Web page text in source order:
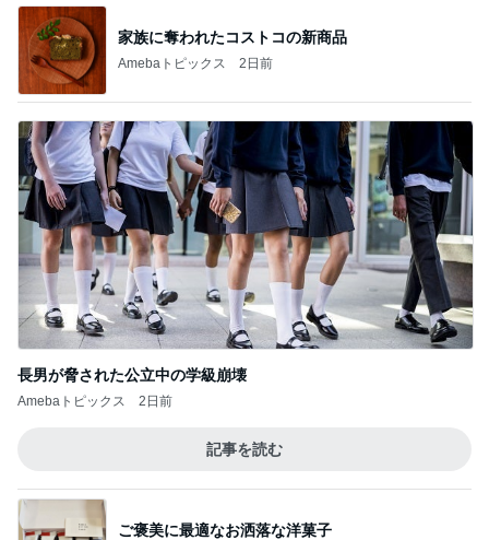
家族に奪われたコストコの新商品
Amebaトピックス 2日前
長男が脅された公立中の学級崩壊
Amebaトピックス 2日前
記事を読む
ご褒美に最適なお洒落な洋菓子